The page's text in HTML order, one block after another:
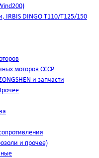
IRBIS DINGO Т110/Т125/150
моторов СССР
и запчасти
и прочее)